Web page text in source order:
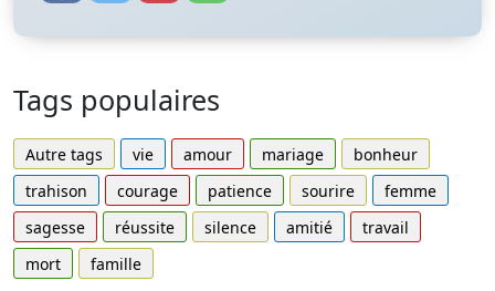
Tags populaires
Autre tags vie amour mariage
bonheur
trahison
courage patience sourire
femme
sagesse
réussite silence amitié
travail
mort
famille